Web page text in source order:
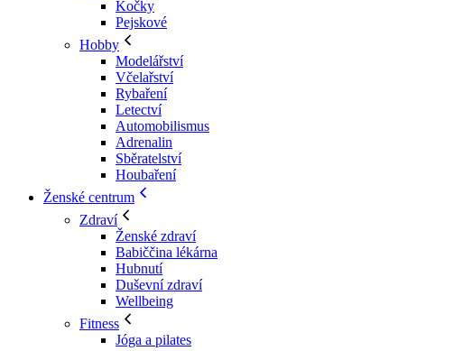
Kočky
Pejskové
Hobby
Modelářství
Včelařství
Rybaření
Letectví
Automobilismus
Adrenalin
Sběratelství
Houbaření
Ženské centrum
Zdraví
Ženské zdraví
Babiččina lékárna
Hubnutí
Duševní zdraví
Wellbeing
Fitness
Jóga a pilates